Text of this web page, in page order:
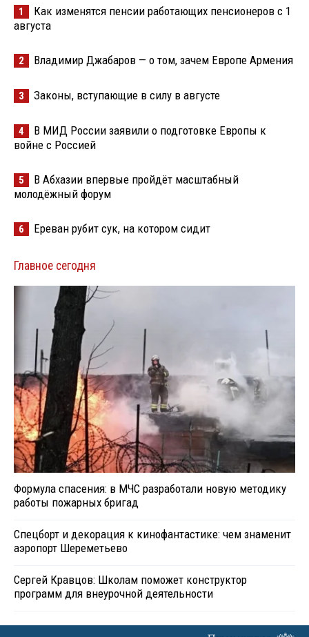
1
Как изменятся пенсии работающих пенсионеров с 1
августа
2 Владимир Джабаров — о том, зачем Европе Армения
3 Законы, вступающие в силу в августе
4
В МИД России заявили о подготовке Европы к
войне с Россией
5
В Абхазии впервые пройдёт масштабный
молодёжный форум
6 Ереван рубит сук, на котором сидит
Главное сегодня
Формула спасения: в МЧС разработали новую методику
работы пожарных бригад
Спецборт и декорация к кинофантастике: чем знаменит
аэропорт Шереметьево
Сергей Кравцов: Школам поможет конструктор
программ для внеурочной деятельности